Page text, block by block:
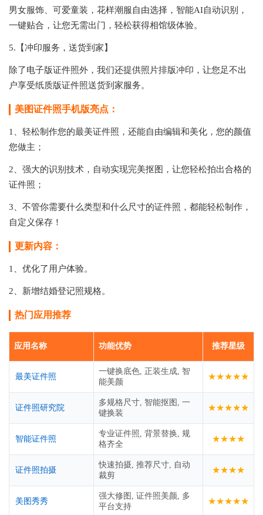
男女服饰、可爱童装，花样潮服自由选择，智能AI自动识别，
一键贴合，让您无需出门，轻松获得相馆级体验。
5.【冲印服务，送货到家】
除了电子版证件照外，我们还提供照片排版冲印，让您足不出
户享受纸质版证件照送货到家服务。
美图证件照手机版亮点：
1、轻松制作您的最美证件照，还能自由编辑和美化，您的颜值
您做主；
2、强大的识别技术，自动实现完美抠图，让您轻松拍出合格的
证件照；
3、不管你需要什么类型和什么尺寸的证件照，都能轻松制作，
自定义保存！
更新内容：
1、优化了用户体验。
2、新增结婚登记照规格。
热门应用推荐
应用名称 功能优势 推荐星级
最美证件照
一键换底色, 正装生成, 智
能美颜
★★★★★
证件照研究院
多规格尺寸, 智能抠图, 一
键换装
★★★★★
智能证件照
专业证件照, 背景替换, 规
格齐全
★★★★
证件照拍摄
快速拍摄, 推荐尺寸, 自动
裁剪
★★★★
美图秀秀
强大修图, 证件照美颜, 多
平台支持
★★★★★